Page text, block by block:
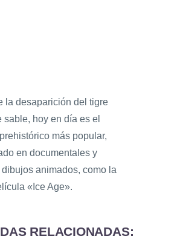
la desaparición del tigre
sable, hoy en día es el
más popular,
en documentales y
animados, como la
«Ice Age».
RELACIONADAS: